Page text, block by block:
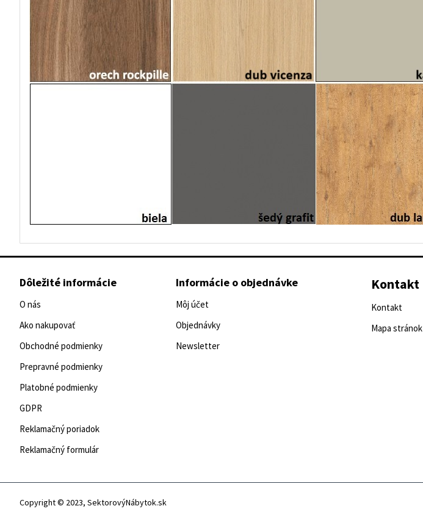
Dôležité informácie
O nás
Ako nakupovať
Obchodné podmienky
Prepravné podmienky
Platobné podmienky
GDPR
Reklamačný poriadok
Reklamačný formulár
Informácie o objednávke
Môj účet
Objednávky
Newsletter
Kontakt
Kontakt
Mapa stránok
Copyright © 2023, SektorovýNábytok.sk